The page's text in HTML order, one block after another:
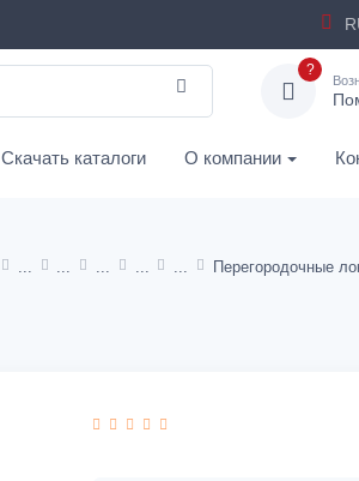
?
Скачать каталоги О компании